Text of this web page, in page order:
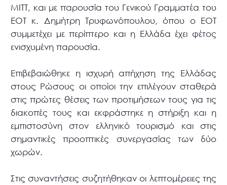
ΜΙΤΤ, και με παρουσία του Γενικού Γραμματέα του
ΕΟΤ κ. Δημήτρη Τρυφωνόπουλου, όπου ο ΕΟΤ
συμμετέχει με περίπτερο και η Ελλάδα έχει φέτος
ενισχυμένη παρουσία.
Επιβεβαιώθηκε η ισχυρή απήχηση της Ελλάδας
στους Ρώσους οι οποίοι την επιλέγουν σταθερά
στις πρώτες θέσεις των προτιμήσεων τους για τις
διακοπές τους και εκφράστηκε η στήριξη και η
εμπιστοσύνη στον ελληνικό τουρισμό και στις
σημαντικές προοπτικές συνεργασίας των δύο
χωρών.
Στις συναντήσεις συζητήθηκαν οι λεπτομέρειες της